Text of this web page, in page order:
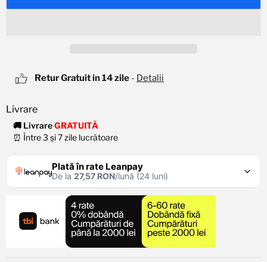
Retur Gratuit in 14 zile - Detalii
🚚 LivrareGRATUITĂ
⏰ Între 3 și 7 zile lucrătoare
Plată în rate Leanpay
De la 27,57 RON/lună (24 luni)
55,14 RON/lună Rata lunară
Planuri disponibile:
3x 220,57 RON 6x 110,29 RON
12x 55,14 RON